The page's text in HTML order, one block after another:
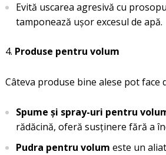
Evită uscarea agresivă cu
tamponează ușor excesul de apă.
Produse pentru volum
Câteva produse bine alese pot face
Spume și spray-uri pentru
rădăcină, oferă susținere fără a
Pudra pentru volum este un